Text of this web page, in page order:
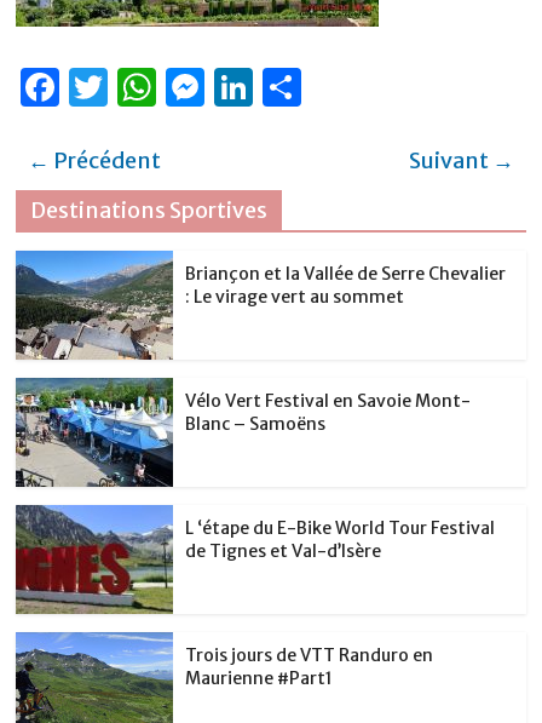
F
c
e
b
o
o
k
T
it
te
r
W
at
s
A
p
p
M
e
n
g
Li
e
dI
n
er
← Précédent
Suivant →
Destinations Sportives
Briançon et la Vallée de Serre Chevalier
: Le virage vert au sommet
Vélo Vert Festival en Savoie Mont-
Blanc – Samoëns
L ‘étape du E-Bike World Tour Festival
de Tignes et Val-d’Isère
Trois jours de VTT Randuro en
Maurienne #Part1